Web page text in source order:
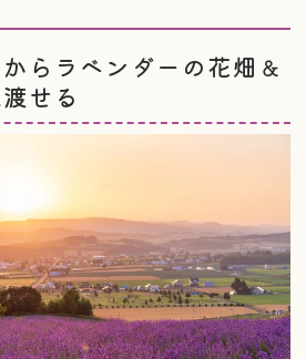
らラベンダーの花畑＆
せる